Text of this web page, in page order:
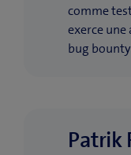
comme
exerce
bug
Patrik